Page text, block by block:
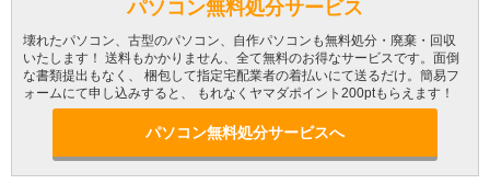
パソコン無料処分サービス
壊れたパソコン、古型のパソコン、自作パソコンも無料処分・廃棄・回収
いたします！ 送料もかかりません、全て無料のお得なサービスです。面倒
な書類提出もなく、 梱包して指定宅配業者の着払いにて送るだけ。簡易フ
ォームにて申し込みすると、 もれなくヤマダポイント200ptもらえます！
パソコン無料処分サービスへ